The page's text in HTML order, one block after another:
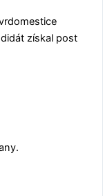
získal post
.